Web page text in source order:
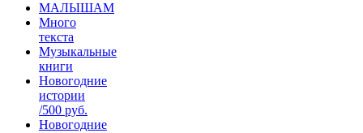
МАЛЫШАМ
Много
текста
Музыкальные
книги
Новогодние
истории
/500 руб.
Новогодние